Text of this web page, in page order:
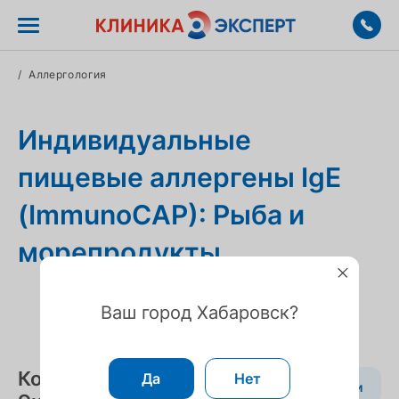
/ Аллергология
Индивидуальные
пищевые аллергены IgE
(ImmunoCAP): Рыба и
морепродукты
Контакты Клиника
Вакансии
Ваш город Хабаровск?
Да Нет